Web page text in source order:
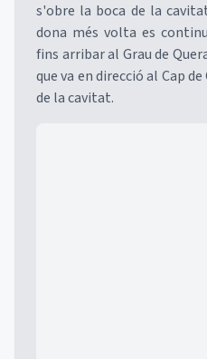
s'obre la boca de la
dona més volta es
fins arribar al Grau de
que va en direcció al Cap
de la cavitat.